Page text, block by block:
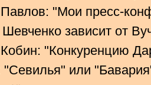
"Мои пресс-
зависит от
"Конкуренцию
"Севилья" или